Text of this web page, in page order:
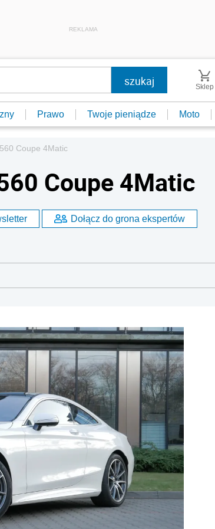
REKLAMA
Sklep
Prawo Twoje pieniądze Moto
Coupe 4Matic
Coupe 4Matic
Dołącz do grona ekspertów